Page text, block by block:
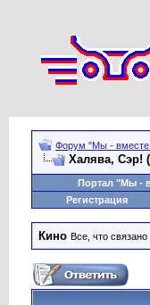
Форум "Мы -
Халява, Сэр!
Портал "Мы -
Регистрация
Кино Все, что связано